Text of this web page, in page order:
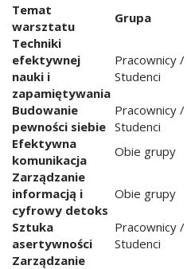
Temat
warsztatu
Grupa
Techniki
efektywnej
nauki i
zapamiętywania
Pracownicy /
Studenci
Budowanie
pewności siebie
Pracownicy /
Studenci
Efektywna
komunikacja
Obie grupy
Zarządzanie
informacją i
cyfrowy detoks
Obie grupy
Sztuka
asertywności
Pracownicy /
Studenci
Zarządzanie